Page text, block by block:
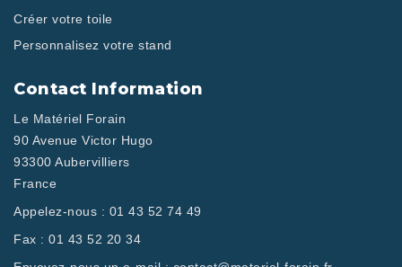
Créer votre toile
Personnalisez votre stand
Contact Information
Le Matériel Forain
90 Avenue Victor Hugo
93300 Aubervilliers
France
Appelez-nous : 01 43 52 74 49
Fax : 01 43 52 20 34